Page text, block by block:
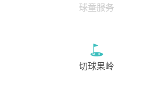
球童服务
切球果岭